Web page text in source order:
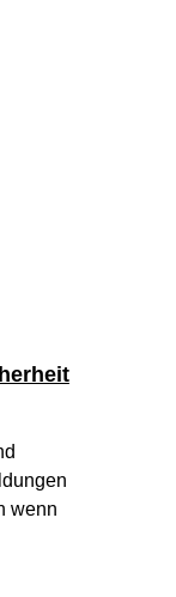
wenn